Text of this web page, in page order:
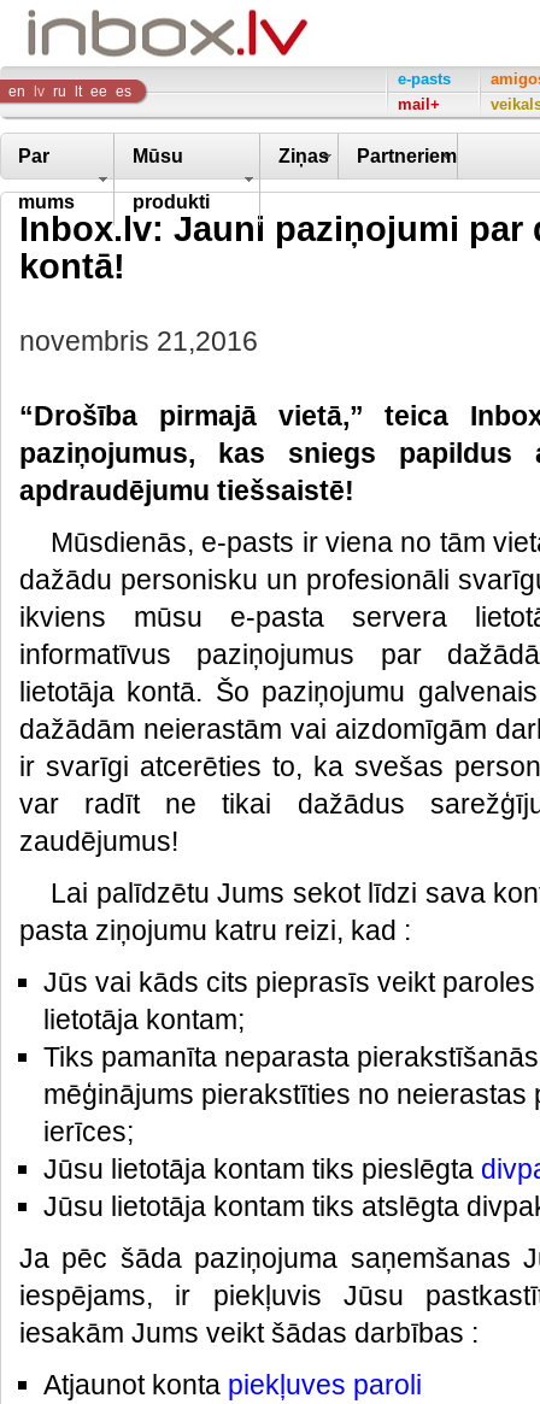
Inbox
Company
en lv ru lt ee es
e-pasts
mail+
Par
mums
Mūsu
produkti
Ziņas Partneriem
Inbox.lv: Jauni paziņojumi par
kontā!
novembris 21,2016
“Drošība pirmajā vietā,” teica
paziņojumus, kas sniegs papildus
apdraudējumu tiešsaistē!
Mūsdienās, e-pasts ir viena no tām
dažādu personisku un profesionāli
ikviens mūsu e-pasta servera
informatīvus paziņojumus par
lietotāja kontā. Šo paziņojumu
dažādām neierastām vai aizdomīgām
ir svarīgi atcerēties to, ka svešas
var radīt ne tikai dažādus
zaudējumus!
Lai palīdzētu Jums sekot līdzi sava
pasta ziņojumu katru reizi, kad :
Jūs vai kāds cits pieprasīs veikt
lietotāja kontam;
Tiks pamanīta neparasta
mēģinājums pierakstīties no neierastas
ierīces;
Jūsu lietotāja kontam tiks pieslēgta
Jūsu lietotāja kontam tiks atslēgta
Ja pēc šāda paziņojuma saņemšanas
iespējams, ir piekļuvis Jūsu
iesakām Jums veikt šādas darbības :
Atjaunot konta piekļuves paroli